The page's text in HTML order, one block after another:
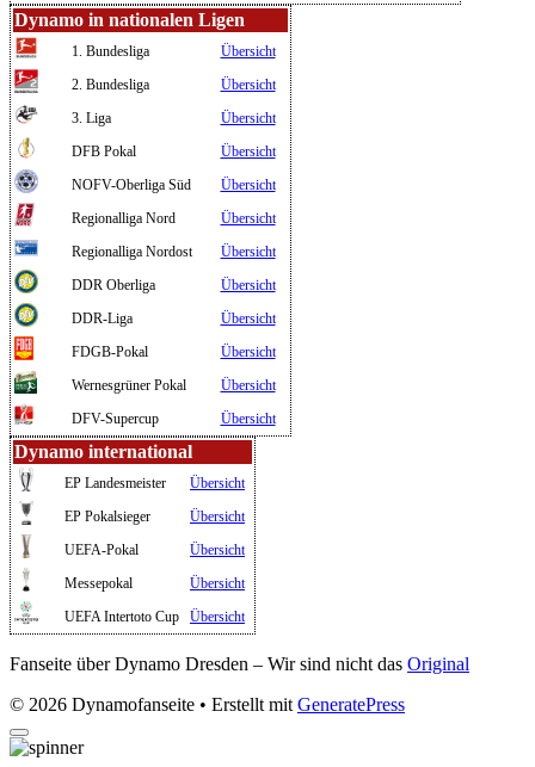
Dynamo in nationalen Ligen
1. Bundesliga
Übersicht
2. Bundesliga
Übersicht
3. Liga
Übersicht
DFB Pokal
Übersicht
NOFV-Oberliga Süd
Übersicht
Regionalliga Nord
Übersicht
Regionalliga Nordost
Übersicht
DDR Oberliga
Übersicht
DDR-Liga
Übersicht
FDGB-Pokal
Übersicht
Wernesgrüner Pokal
Übersicht
DFV-Supercup
Übersicht
Dynamo international
EP Landesmeister
Übersicht
EP Pokalsieger
Übersicht
UEFA-Pokal
Übersicht
Messepokal
Übersicht
UEFA Intertoto Cup
Übersicht
Fanseite über Dynamo Dresden – Wir sind nicht das Original
© 2026 Dynamofanseite • Erstellt mit GeneratePress